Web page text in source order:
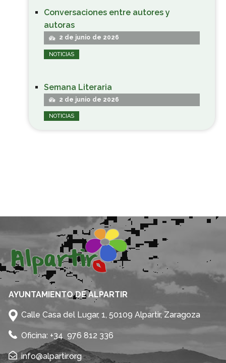
Conversaciones entre autores y
autoras
2 de junio de 2026
NOTICIAS
Semana Literaria
2 de junio de 2026
NOTICIAS
AYUNTAMIENTO DE ALPARTIR
Calle Casa del Lugar, 1, 50109 Alpartir, Zaragoza
Oficina: +34 976 812 336
info@alpartir.org